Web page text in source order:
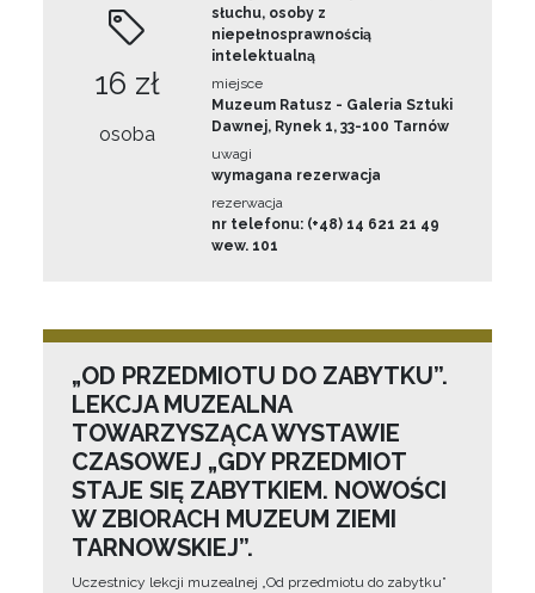
16 zł
osoba
słuchu, osoby z
niepełnosprawnością
intelektualną
miejsce
Muzeum Ratusz - Galeria Sztuki
Dawnej, Rynek 1, 33-100 Tarnów
uwagi
wymagana rezerwacja
rezerwacja
nr telefonu: (+48) 14 621 21 49
wew. 101
„OD PRZEDMIOTU DO ZABYTKU”.
LEKCJA MUZEALNA
TOWARZYSZĄCA WYSTAWIE
CZASOWEJ „GDY PRZEDMIOT
STAJE SIĘ ZABYTKIEM. NOWOŚCI
W ZBIORACH MUZEUM ZIEMI
TARNOWSKIEJ”.
Uczestnicy lekcji muzealnej „Od przedmiotu do zabytku”